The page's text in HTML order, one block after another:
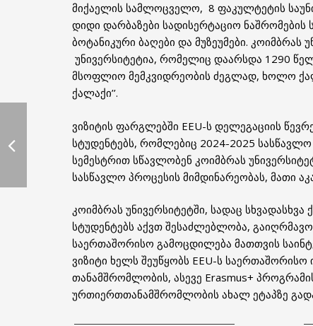
მიქაელის სამლოცველო, 8 ფაკულტეტის
დიდი დარბაზები სადისერტაციო
ბოტანიკური ბაღები და მუზეუმები.
უნივერსიტეტია, რომელიც დაარსდა 1290
მსოფლიო მემკვიდრეობის ძეგლად, ხოლო
ქალაქი’’.
ვიზიტის ფარგლებში EEU-ს დელეგაციის
სტუდენტებს, რომლებიც 2024-2025
სემესტრით სწავლობენ კოიმბრას
სასწავლო პროცესის მიმდინარეობას, მათი
კოიმბრას უნივერსიტეტში, სადაც სხვადასხვა
სტუდენტებს აქვთ შესაძლებლობა,
საერთაშორისო გამოცდილება მათთვის
ვიზიტი ხელს შეუწყობს EEU-ს
თანამშრომლობის, ასევე Erasmus+
ურთიერთთანამშრომლობის ახალ ეტაპზე